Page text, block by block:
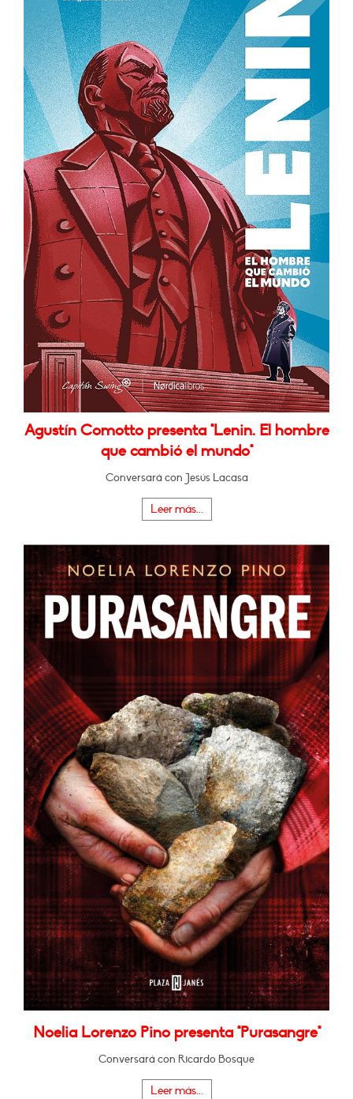
Agustín Comotto presenta "Lenin. El hombre
que cambió el mundo"
Conversará con Jesús Lacasa
Leer más...
Noelia Lorenzo Pino presenta "Purasangre"
Conversará con Ricardo Bosque
Leer más...